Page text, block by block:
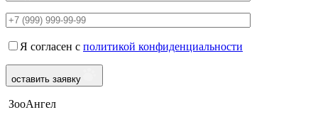
Я согласен с политикой конфиденциальности
оставить заявку
ЗооАнгел